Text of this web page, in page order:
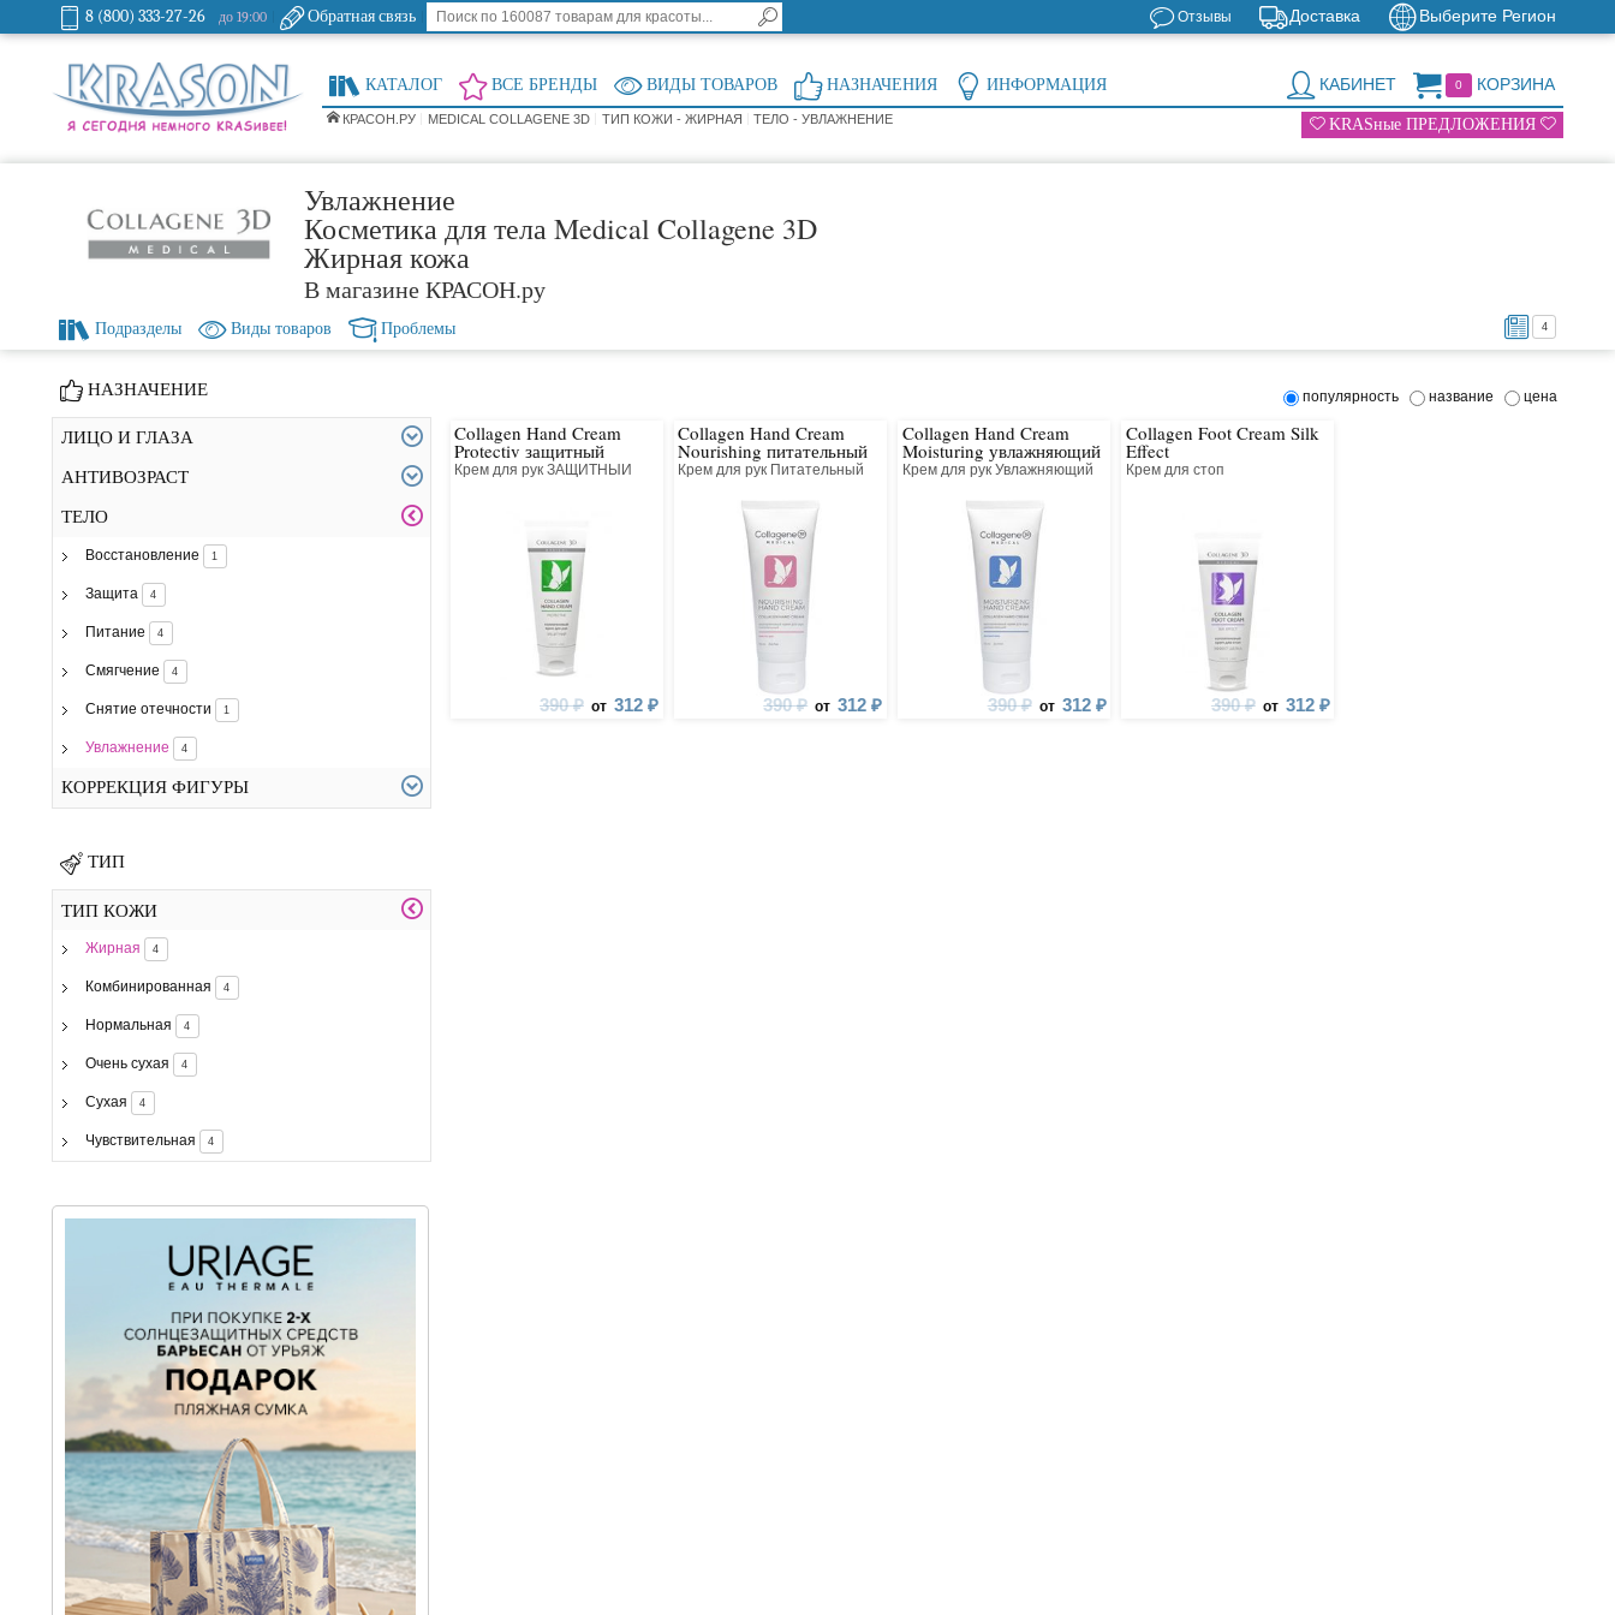
8 (800) 333-27-26 до 19:00 Обратная связь Выберите Регион
Доставка
Отзывы
0 КОРЗИНА
КАБИНЕТ
КАТАЛОГ ВСЕ БРЕНДЫ ВИДЫ ТОВАРОВ НАЗНАЧЕНИЯ ИНФОРМАЦИЯ
КРАСОН.РУ MEDICAL COLLAGENE 3D ТИП КОЖИ - ЖИРНАЯ ТЕЛО - УВЛАЖНЕНИЕ KRASные ПРЕДЛОЖЕНИЯ
Увлажнение
Косметика для тела Medical Collagene 3D
Жирная кожа
В магазине КРАСОН.ру
4
Подразделы Виды товаров Проблемы
НАЗНАЧЕНИЕ
ЛИЦО И ГЛАЗА
АНТИВОЗРАСТ
ТЕЛО
Восстановление 1
Защита 4
Питание 4
Смягчение 4
Снятие отечности 1
Увлажнение 4
КОРРЕКЦИЯ ФИГУРЫ
ТИП
ТИП КОЖИ
Жирная 4
Комбинированная 4
Нормальная 4
Очень сухая 4
Сухая 4
Чувствительная 4
популярность название цена
Collagen Hand Cream
Protectiv защитный
Крем для рук ЗАЩИТНЫЙ
390 ₽ от 312 ₽
Collagen Hand Cream
Nourishing питательный
Крем для рук Питательный
390 ₽ от 312 ₽
Collagen Hand Cream
Moisturing увлажняющий
Крем для рук Увлажняющий
390 ₽ от 312 ₽
Collagen Foot Cream Silk
Effect
Крем для стоп
390 ₽ от 312 ₽